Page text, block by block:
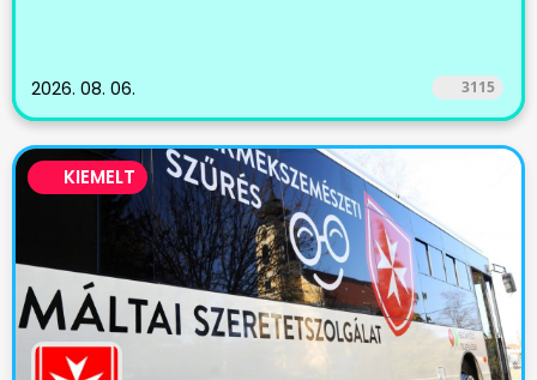
2026. 08. 06. 3115
KIEMELT